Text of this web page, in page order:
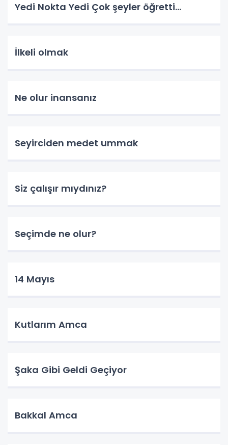
Yedi Nokta Yedi Çok şeyler öğretti…
İlkeli olmak
Ne olur inansanız
Seyirciden medet ummak
Siz çalışır mıydınız?
Seçimde ne olur?
14 Mayıs
Kutlarım Amca
Şaka Gibi Geldi Geçiyor
Bakkal Amca